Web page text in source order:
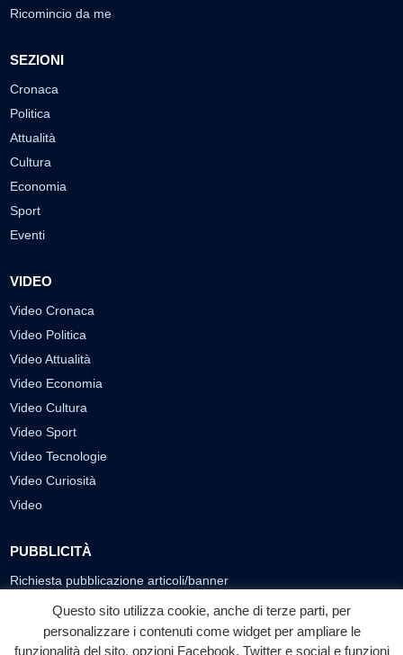
Ricomincio da me
SEZIONI
Cronaca
Politica
Attualità
Cultura
Economia
Sport
Eventi
VIDEO
Video Cronaca
Video Politica
Video Attualità
Video Economia
Video Cultura
Video Sport
Video Tecnologie
Video Curiosità
Video
PUBBLICITÀ
Richiesta pubblicazione articoli/banner
SEGUICI SUI SOCIAL
Questo sito utilizza cookie, anche di terze parti, per
personalizzare i contenuti come widget per ampliare le
funzionalità del sito, opzioni Facebook, Twitter e social e funzioni